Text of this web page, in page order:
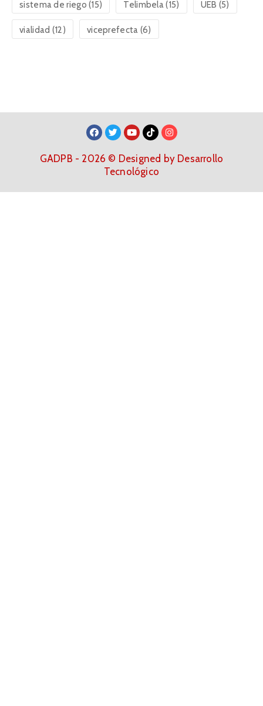
sistema de riego (15) Telimbela(15) UEB (5)
vialidad (12) viceprefecta (6)
GADPB - 2026 © Designed by Desarrollo
Tecnológico